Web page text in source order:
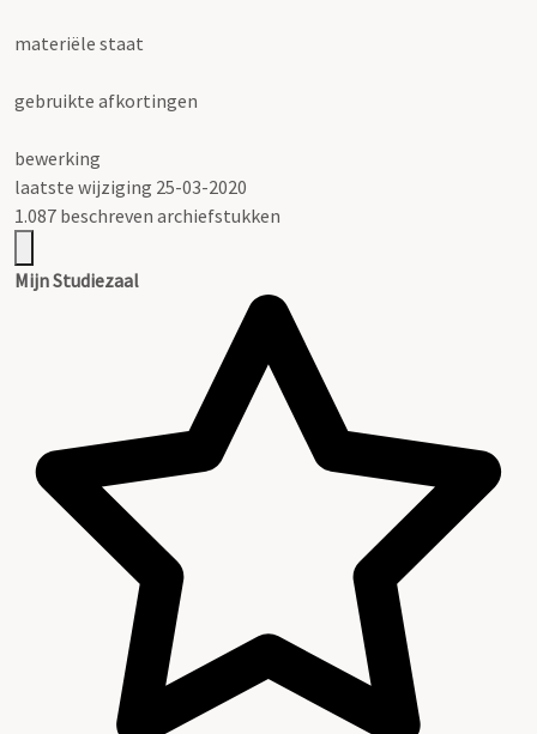
materiële staat
gebruikte afkortingen
bewerking
laatste wijziging 25-03-2020
1.087 beschreven archiefstukken
Mijn Studiezaal